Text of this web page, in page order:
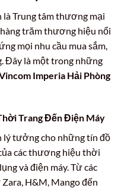
là Trung tâm thương mại
trăm thương hiệu nổi
mọi nhu cầu mua sắm,
Đây là một trong những
Imperia Hải Phòng
Trang Đến Điện Máy
lý tưởng cho những tín đồ
các thương hiệu thời
và điện máy. Từ các
H&M, Mango đến